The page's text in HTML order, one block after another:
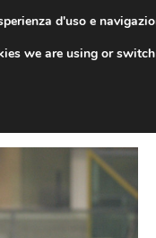
d'uso e
we are using or